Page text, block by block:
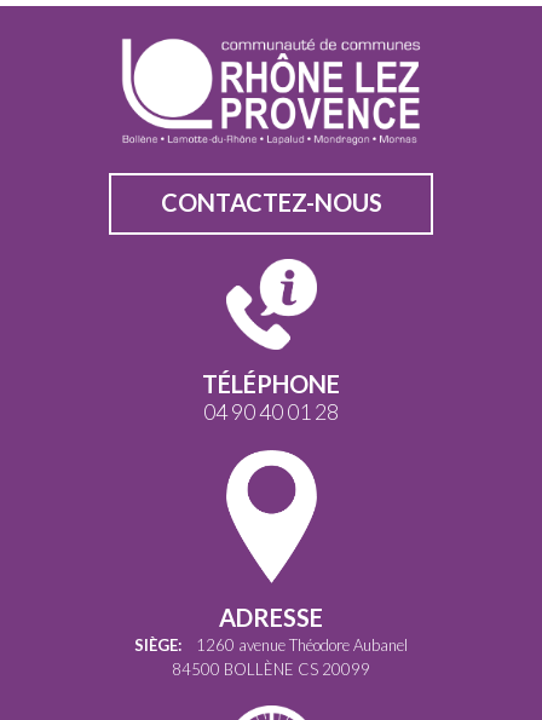
CONTACTEZ-NOUS
TÉLÉPHONE
04 90 40 01 28
ADRESSE
SIÈGE: 1260 avenue Théodore Aubanel
84500 BOLLÈNE CS 20099